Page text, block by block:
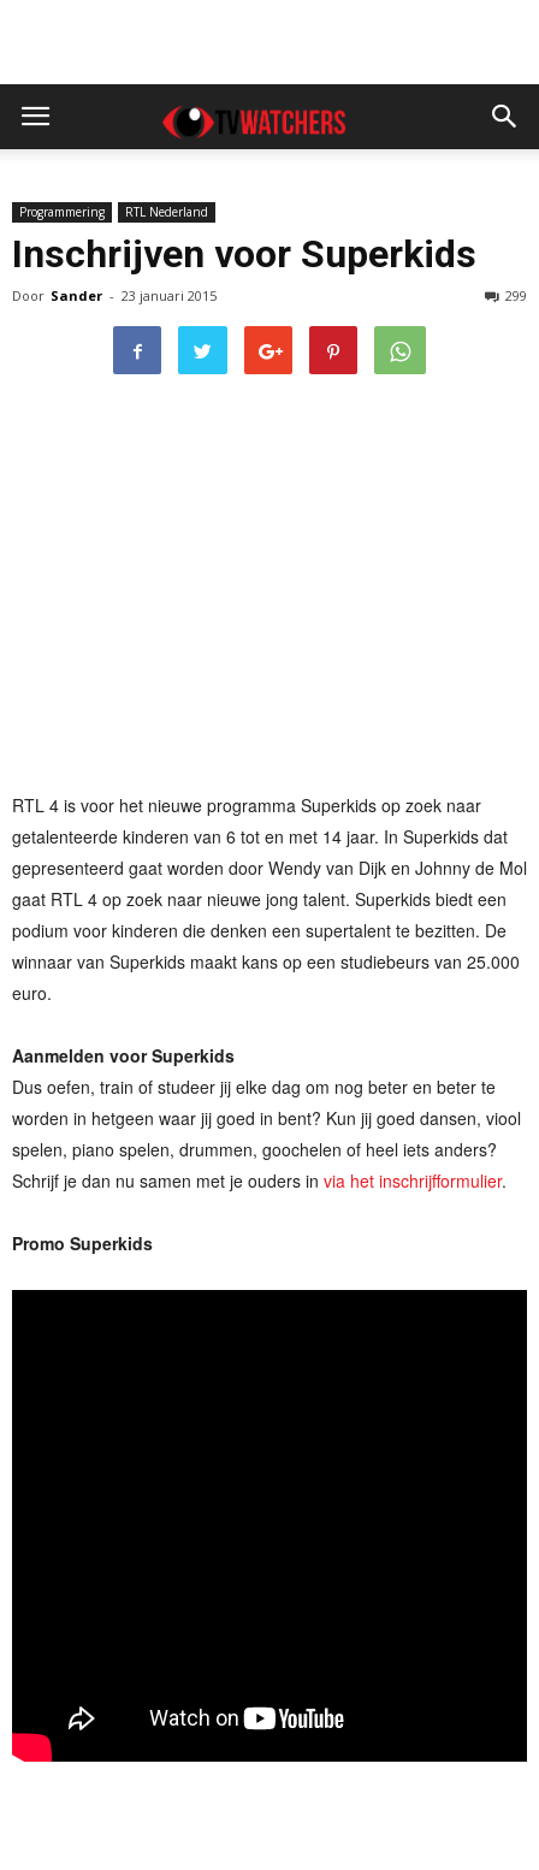
Programmering RTL Nederland
Inschrijven voor Superkids
Door Sander - 23 januari 2015 299
RTL 4 is voor het nieuwe programma Superkids op zoek naar
getalenteerde kinderen van 6 tot en met 14 jaar. In Superkids dat
gepresenteerd gaat worden door Wendy van Dijk en Johnny de Mol
gaat RTL 4 op zoek naar nieuwe jong talent. Superkids biedt een
podium voor kinderen die denken een supertalent te bezitten. De
winnaar van Superkids maakt kans op een studiebeurs van 25.000
euro.
Aanmelden voor Superkids
Dus oefen, train of studeer jij elke dag om nog beter en beter te
worden in hetgeen waar jij goed in bent? Kun jij goed dansen, viool
spelen, piano spelen, drummen, goochelen of heel iets anders?
Schrijf je dan nu samen met je ouders in via het inschrijfformulier.
Promo Superkids